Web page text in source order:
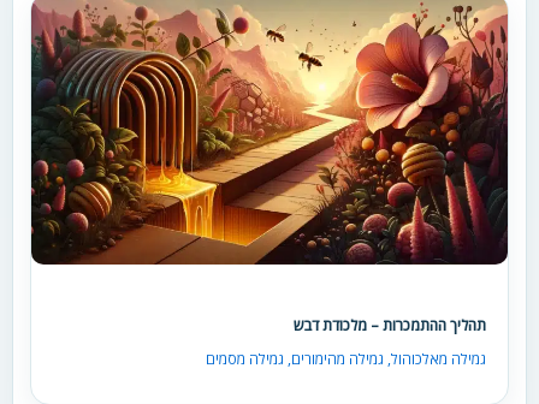
תהליך ההתמכרות – מלכודת דבש
גמילה מאלכוהול, גמילה מהימורים, גמילה מסמים